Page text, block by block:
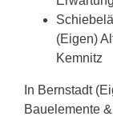
(Eigen)
Kemnitz
In Bernstadt
Bauelemente